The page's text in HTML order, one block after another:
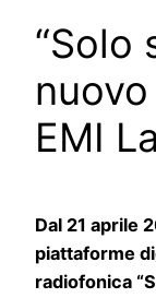
“Solo
EMI
Dal 21 aprile
piattaforme
radiofonica